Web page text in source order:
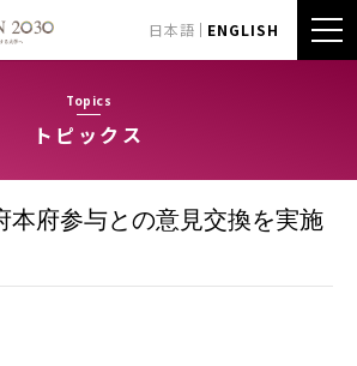
日本語 ENGLISH
Topics
トピックス
本府参与との意見交換を実施